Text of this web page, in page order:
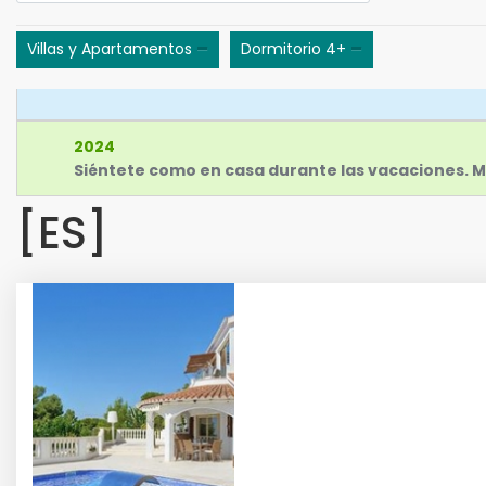
−
Villas y Apartamentos −
Dormitorio 4+
2024
Siéntete como en casa durante las vacaciones.
[ES]